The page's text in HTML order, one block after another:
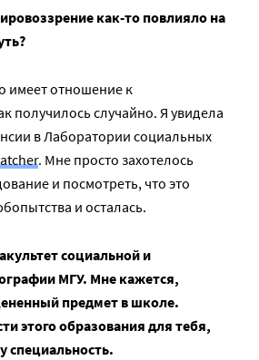
как-то повлияло на
имеет отношение к
получилось случайно. Я увидела
в Лаборатории социальных
. Мне просто захотелось
и посмотреть, что это
и осталась.
социальной и
МГУ. Мне кажется,
предмет в школе.
этого образования для тебя,
специальность.